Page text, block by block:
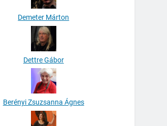
Demeter Márton
Dettre Gábor
Berényi Zsuzsanna Ágnes